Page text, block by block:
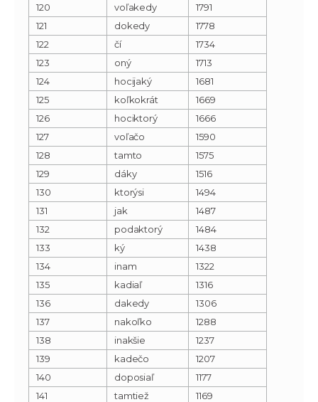
120
voľakedy
1791
121
dokedy
1778
122
čí
1734
123
oný
1713
124
hocijaký
1681
125
koľkokrát
1669
126
hociktorý
1666
127
voľačo
1590
128
tamto
1575
129
dáky
1516
130
ktorýsi
1494
131
jak
1487
132
podaktorý
1484
133
ký
1438
134
inam
1322
135
kadiaľ
1316
136
dakedy
1306
137
nakoľko
1288
138
inakšie
1237
139
kadečo
1207
140
doposiaľ
1177
141
tamtiež
1169